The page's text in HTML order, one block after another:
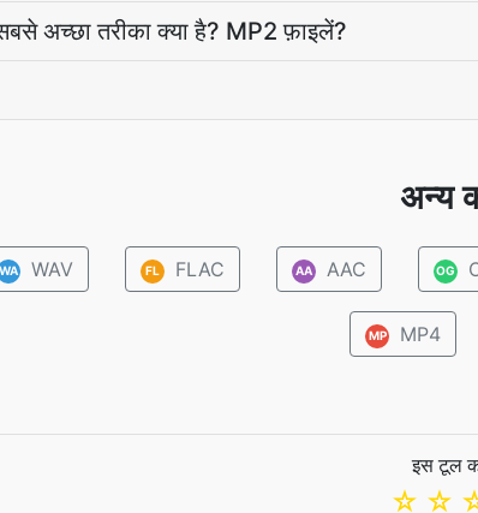
अच्छा तरीका क्या है? MP2 फ़ाइलें?
अन्य
WAV FL FLAC AA AAC OG
MP MP4
इस टूल
☆
☆